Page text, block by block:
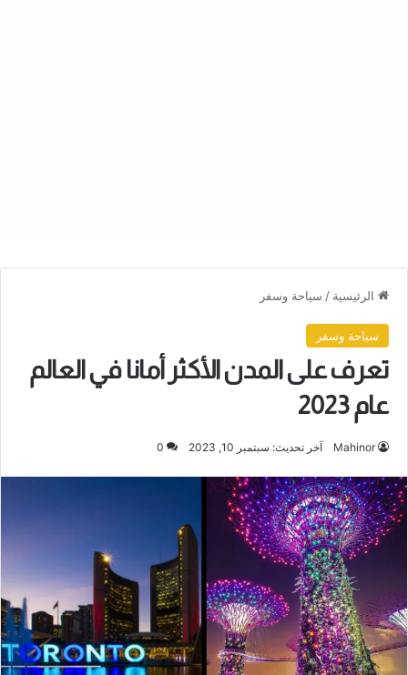
الرئيسية / سياحة وسفر
سياحة وسفر
تعرف على المدن الأكثر أمانا في العالم
عام 2023
Mahinor آخر تحديث: سبتمبر 10, 2023 0